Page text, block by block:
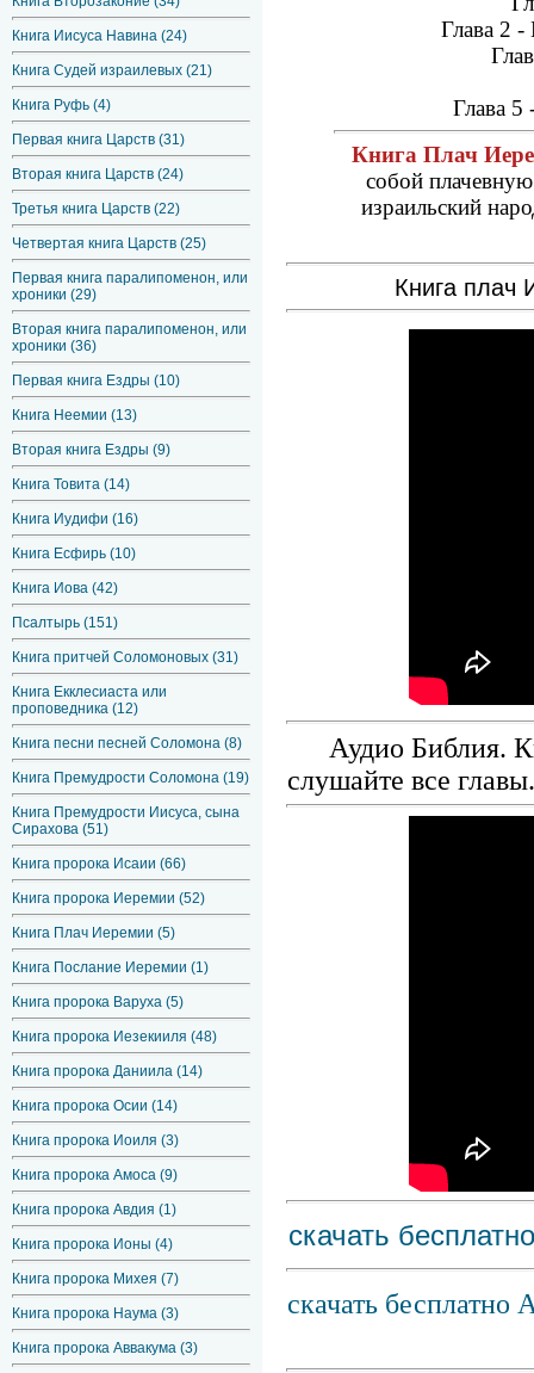
Книга Иисуса Навина (24)
Книга Судей израилевых (21)
Книга Руфь (4)
Первая книга Царств (31)
Вторая книга Царств (24)
Третья книга Царств (22)
Четвертая книга Царств (25)
Первая книга паралипоменон, или
хроники (29)
Вторая книга паралипоменон, или
хроники (36)
Первая книга Ездры (10)
Книга Неемии (13)
Вторая книга Ездры (9)
Книга Товита (14)
Книга Иудифи (16)
Книга Есфирь (10)
Книга Иова (42)
Псалтырь (151)
Книга притчей Соломоновых (31)
Книга Екклесиаста или
проповедника (12)
Книга песни песней Соломона (8)
Книга Премудрости Соломона (19)
Книга Премудрости Иисуса, сына
Сирахова (51)
Книга пророка Исаии (66)
Книга пророка Иеремии (52)
Книга Плач Иеремии (5)
Книга Послание Иеремии (1)
Книга пророка Варуха (5)
Книга пророка Иезекииля (48)
Книга пророка Даниила (14)
Книга пророка Осии (14)
Книга пророка Иоиля (3)
Книга пророка Амоса (9)
Книга пророка Авдия (1)
Книга пророка Ионы (4)
Книга пророка Михея (7)
Книга пророка Наума (3)
Книга пророка Аввакума (3)
Глава 2 -
Глава 5
Книга Плач
собой
израильский
Книга
Аудио Библия.
слушайте все
скачать
скачать